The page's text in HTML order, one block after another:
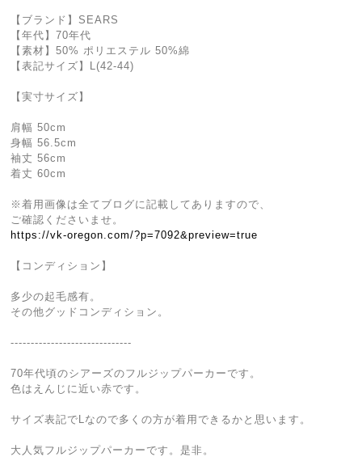
【ブランド】SEARS
【年代】70年代
【素材】50% ポリエステル 50%綿
【表記サイズ】L(42-44)
【実寸サイズ】
肩幅 50cm
身幅 56.5cm
袖丈 56cm
着丈 60cm
※着用画像は全てブログに記載してありますので、
ご確認くださいませ。
https://vk-oregon.com/?p=7092&preview=true
【コンディション】
多少の起毛感有。
その他グッドコンディション。
------------------------------
70年代頃のシアーズのフルジップパーカーです。
色はえんじに近い赤です。
サイズ表記でLなので多くの方が着用できるかと思います。
大人気フルジップパーカーです。是非。